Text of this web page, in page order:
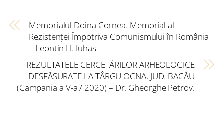
Memorialul Doina Cornea. Memorial al
Rezistenţei Împotriva Comunismului în România
– Leontin H. Iuhas
REZULTATELE CERCETĂRILOR ARHEOLOGICE
DESFĂȘURATE LA TÂRGU OCNA, JUD. BACĂU
(Campania a V-a / 2020) – Dr. Gheorghe Petrov.